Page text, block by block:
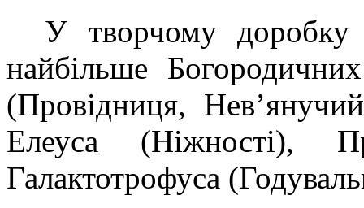
У творчому доробку
найбільше
(Провідниця,
Елеуса (Ніжності),
Галактотрофуса